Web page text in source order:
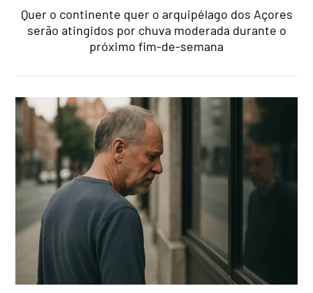
Quer o continente quer o arquipélago dos Açores
serão atingidos por chuva moderada durante o
próximo fim-de-semana